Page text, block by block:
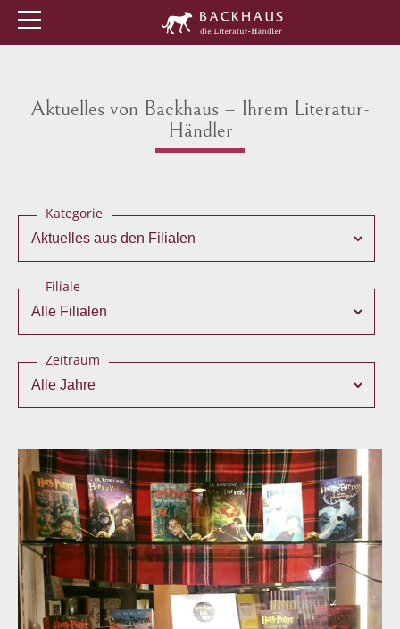
Aktuelles von Backhaus – Ihrem Literatur-
Händler
Kategorie
Filiale
Zeitraum